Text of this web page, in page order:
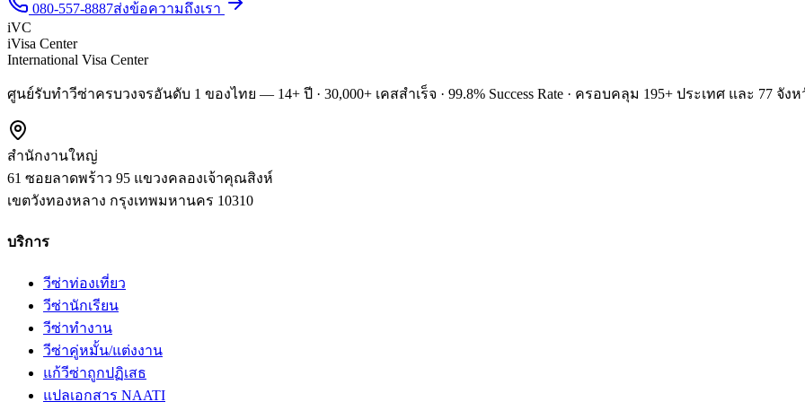
080-557-8887ส่งข้อความถึงเรา
iVC
iVisa Center
International Visa Center
ศูนย์รับทำวีซ่าครบวงจรอันดับ 1 ของไทย — 14+ ปี · 30,000+ เคสสำเร็จ · 99.8% Success Rate · ครอบคลุม 195+ ประเทศ และ 77 จัง
สำนักงานใหญ่
61 ซอยลาดพร้าว 95 แขวงคลองเจ้าคุณสิงห์
เขตวังทองหลาง กรุงเทพมหานคร 10310
บริการ
วีซ่าท่องเที่ยว
วีซ่านักเรียน
วีซ่าทำงาน
วีซ่าคู่หมั้น/แต่งงาน
แก้วีซ่าถูกปฏิเสธ
แปลเอกสาร NAATI